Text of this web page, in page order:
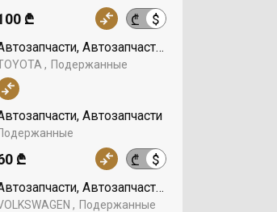
₾ $
₾
Автозапчасти, TOYOTA
Подержанные
Автозапчасти
₾ $
₾
Автозапчасти, VOLKSWAGEN
Подержанные